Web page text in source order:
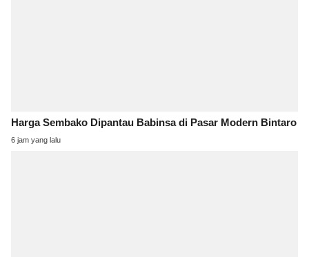
Harga Sembako Dipantau Babinsa di Pasar Modern Bintaro
6 jam yang lalu